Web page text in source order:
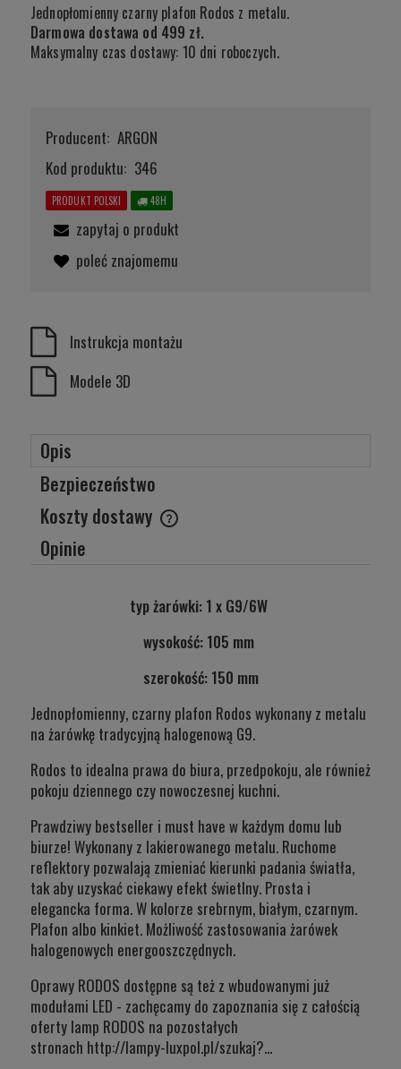
Jednopłomienny czarny plafon Rodos z metalu.
Darmowa dostawa od 499 zł.
Maksymalny czas dostawy: 10 dni roboczych.
Producent: ARGON
Kod produktu: 346
PRODUKT POLSKI 48H
zapytaj o produkt
poleć znajomemu
Instrukcja montażu
Modele 3D
Opis
Bezpieczeństwo
Koszty dostawy
Cena nie zawiera ewentualnych kosztów płatności
Opinie
typ żarówki: 1 x G9/6W
wysokość: 105 mm
szerokość: 150 mm
Jednopłomienny, czarny plafon Rodos wykonany z metalu
na żarówkę tradycyjną halogenową G9.
Rodos to idealna prawa do biura, przedpokoju, ale również
pokoju dziennego czy nowoczesnej kuchni.
Prawdziwy bestseller i must have w każdym domu lub
biurze! Wykonany z lakierowanego metalu. Ruchome
reflektory pozwalają zmieniać kierunki padania światła,
tak aby uzyskać ciekawy efekt świetlny. Prosta i
elegancka forma. W kolorze srebrnym, białym, czarnym.
Plafon albo kinkiet. Możliwość zastosowania żarówek
halogenowych energooszczędnych.
Oprawy RODOS dostępne są też z wbudowanymi już
modułami LED - zachęcamy do zapoznania się z całością
oferty lamp RODOS na pozostałych
stronach http://lampy-luxpol.pl/szukaj?...